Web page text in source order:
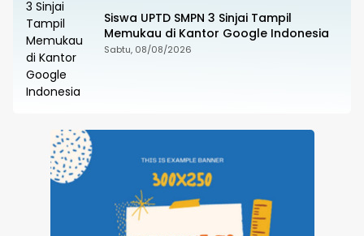
Siswa UPTD SMPN 3 Sinjai Tampil
Memukau di Kantor Google Indonesia
Sabtu, 08/08/2026